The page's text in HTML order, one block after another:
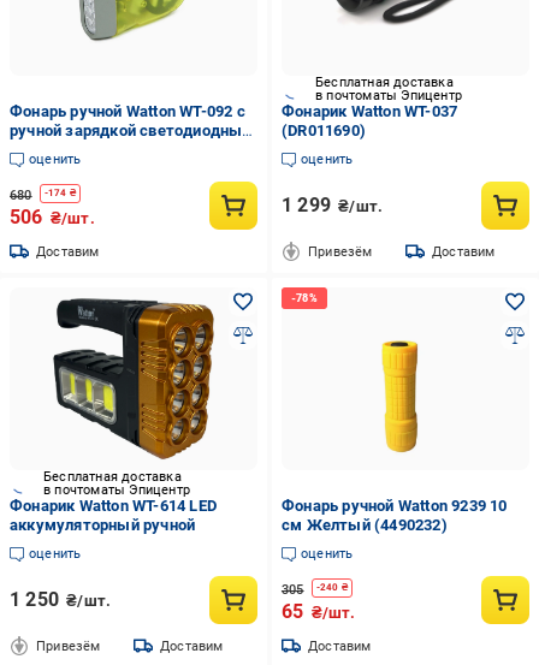
Фонарь ручной Watton WT-092 с
ручной зарядкой светодиодный
с динамо машиной Желтый
оценить
680 -174 ₴
506 ₴/шт.
Доставим
Бесплатная доставка
в почтоматы Эпицентр
Фонарик Watton WT-037
(DR011690)
оценить
1 299 ₴/шт.
Привезём Доставим
Бесплатная доставка
в почтоматы Эпицентр
Фонарик Watton WT-614 LED
аккумуляторный ручной
оценить
1 250 ₴/шт.
Привезём Доставим
Фонарь ручной Watton 9239 10
см Желтый (4490232)
оценить
305 -240 ₴
65 ₴/шт.
Доставим